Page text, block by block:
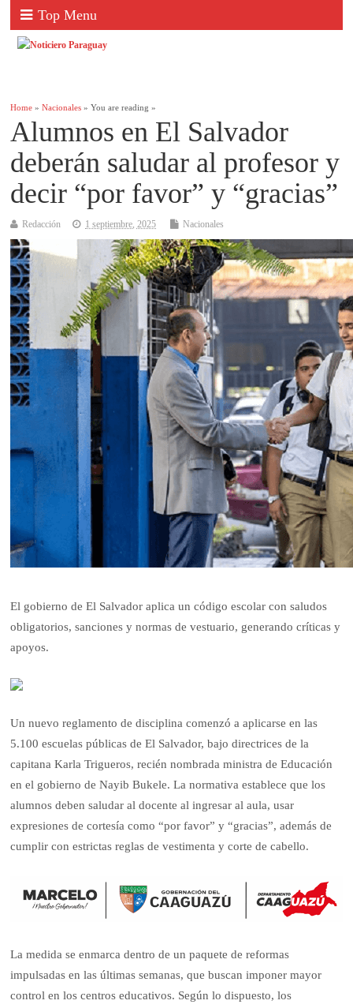
Top Menu
Home »Nacionales » You are reading »
Alumnos en El Salvador
deberán saludar al profesor y
decir “por favor” y “gracias”
Redacción 1 septiembre, 2025 Nacionales
El gobierno de El Salvador aplica un código escolar con saludos
obligatorios, sanciones y normas de vestuario, generando críticas y
apoyos.
Un nuevo reglamento de disciplina comenzó a aplicarse en las
5.100 escuelas públicas de El Salvador, bajo directrices de la
capitana Karla Trigueros, recién nombrada ministra de Educación
en el gobierno de Nayib Bukele. La normativa establece que los
alumnos deben saludar al docente al ingresar al aula, usar
expresiones de cortesía como “por favor” y “gracias”, además de
cumplir con estrictas reglas de vestimenta y corte de cabello.
La medida se enmarca dentro de un paquete de reformas
impulsadas en las últimas semanas, que buscan imponer mayor
control en los centros educativos. Según lo dispuesto, los